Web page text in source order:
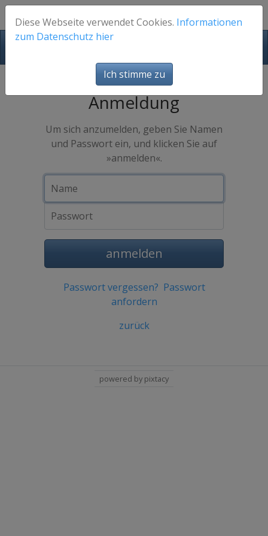
Anmeldung
Um sich anzumelden, geben Sie Namen
und Passwort ein, und klicken Sie auf
»anmelden«.
anmelden
Passwort vergessen? Passwort
anfordern
zurück
Diese Webseite verwendet Cookies. Informationen
zum Datenschutz hier
Ich stimme zu
powered by pixtacy